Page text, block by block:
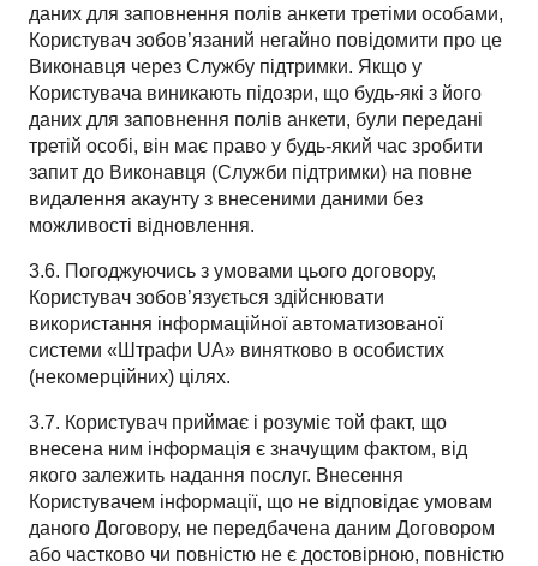
даних для заповнення полів анкети третіми особами,
Користувач зобов’язаний негайно повідомити про це
Виконавця через Службу підтримки. Якщо у
Користувача виникають підозри, що будь-які з його
даних для заповнення полів анкети, були передані
третій особі, він має право у будь-який час зробити
запит до Виконавця (Служби підтримки) на повне
видалення акаунту з внесеними даними без
можливості відновлення.
3.6. Погоджуючись з умовами цього договору,
Користувач зобов’язується здійснювати
використання інформаційної автоматизованої
системи «Штрафи UA» винятково в особистих
(некомерційних) цілях.
3.7. Користувач приймає і розуміє той факт, що
внесена ним інформація є значущим фактом, від
якого залежить надання послуг. Внесення
Користувачем інформації, що не відповідає умовам
даного Договору, не передбачена даним Договором
або частково чи повністю не є достовірною, повністю